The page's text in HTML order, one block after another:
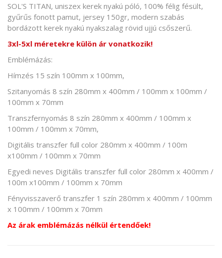
SOL'S TITAN, uniszex kerek nyakú póló, 100% félig fésült,
gyűrűs fonott pamut, jersey 150gr, modern szabás
bordázott kerek nyakú nyakszalag rövid ujjú csőszerű.
3xl-5xl méretekre külön ár vonatkozik!
Emblémázás:
Hímzés 15 szín 100mm x 100mm,
Szitanyomás 8 szín 280mm x 400mm / 100mm x 100mm /
100mm x 70mm
Transzfernyomás 8 szín 280mm x 400mm / 100mm x
100mm / 100mm x 70mm,
Digitális transzfer full color 280mm x 400mm / 100m
x100mm / 100mm x 70mm
Egyedi neves Digitális transzfer full color 280mm x 400mm /
100m x100mm / 100mm x 70mm
Fényvisszaverő transzfer 1 szín 280mm x 400mm / 100mm
x 100mm / 100mm x 70mm
Az árak emblémázás nélkül értendőek!